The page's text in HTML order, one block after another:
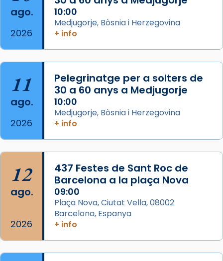
Arquebisbat de Barcelona
2 weeks ago
Memòria de les santes Juliana i
Acompanyant la història de sant Cugat, a
partir de l’Edat Mitjana sorgeix la tradició
que les santes Juliana (“relatiu a Júlia”) i
Semproniana (“relatiu a Semprònia =
eterna”) són deixebles seves. I l’any 1667, el
frare Joan Gaspar Roig, afirma en una obra
que les santes són filles de l’antiga Iluro.
Mataró en reivindicarà les relíq
Foto
View on Facebook · Share
ago.
2026
10:00
Medjugorje, Bòsnia i Herzegovina
+ info
11
ago.
2026
Pelegrinatge per a solters de
30 a 60 anys a Medjugorje
10:00
Medjugorje, Bòsnia i Herzegovina
+ info
12
ago.
2026
437 Festes de Sant Roc de
Barcelona a la plaça Nova
09:00
Plaça Nova, Ciutat Vella, 08002
Barcelona, Espanya
+ info